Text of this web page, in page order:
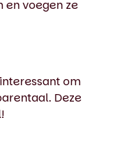
en voegen ze
om
. Deze